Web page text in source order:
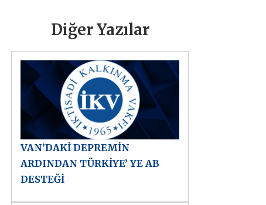
Diğer Yazılar
VAN’DAKİ DEPREMİN
ARDINDAN TÜRKİYE’ YE AB
DESTEĞİ